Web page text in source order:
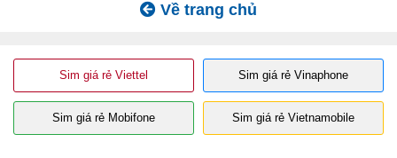
Về trang chủ
Sim giá rẻ Viettel Sim giá rẻ Vinaphone
Sim giá rẻ Mobifone Sim giá rẻ Vietnamobile